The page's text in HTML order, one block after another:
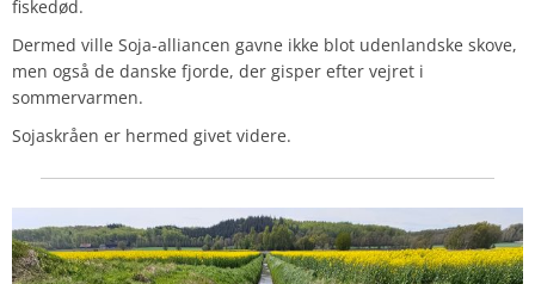
fiskedød.
Dermed ville Soja-alliancen gavne ikke blot udenlandske skove,
men også de danske fjorde, der gisper efter vejret i
sommervarmen.
Sojaskråen er hermed givet videre.